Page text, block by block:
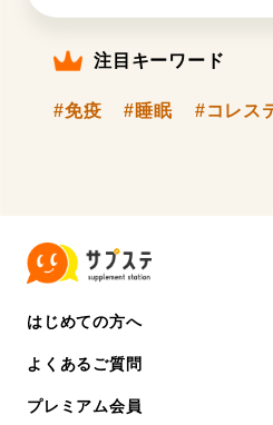
注目キーワード
#免疫 #睡眠 #コレス
はじめての方へ
よくあるご質問
プレミアム会員